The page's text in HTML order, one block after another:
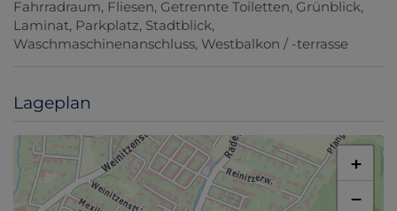
Fahrradraum Fliesen Getrennte Toiletten Grünblick
Laminat Parkplatz Stadtblick
Waschmaschinenanschluss Westbalkon / -terrasse
Lageplan
+
−